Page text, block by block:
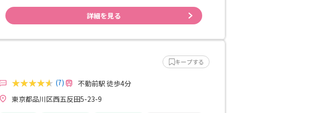
詳細を見る
キープする
(7)
不動前駅 徒歩4分
東京都品川区西五反田5-23-9